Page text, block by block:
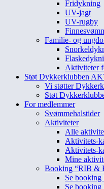
Fridykning
UV-jagt
UV-rugby
Familie- og
Aktiviteter
Støt Dykkerklubben
Vi støtter
Støt
For medlemmer
Svømmehalstider
Aktiviteter
Alle
Aktivitets-
Aktivitets-
Mine
Booking “RIB &
Se booking
Se booking